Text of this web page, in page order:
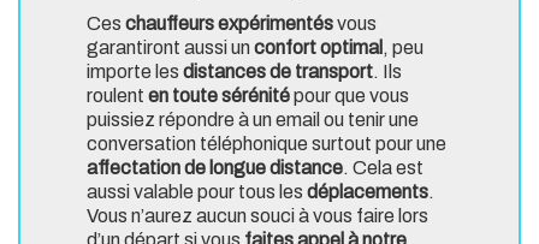
Ces chauffeurs expérimentésvous
garantiront aussi unconfort optimal , peu
importe les distances de transport. Ils
roulent en toute sérénitépour que vous
puissiez répondre à un email ou tenir une
conversation téléphonique surtout pour une
affectation de longue distance. Cela est
aussi valable pour tous les déplacements.
Vous n’aurez aucun souci à vous faire lors